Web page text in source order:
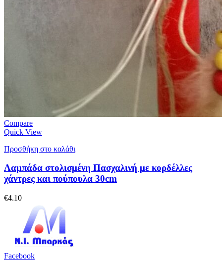
Compare
Quick View
Προσθήκη στο καλάθι
Λαμπάδα στολισμένη Πασχαλινή με κορδέλλες
χάντρες και πούπουλα 30cm
€4.10
Facebook